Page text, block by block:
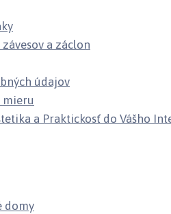
a záclon
údajov
mieru
a Praktickosť do Vášho
domy